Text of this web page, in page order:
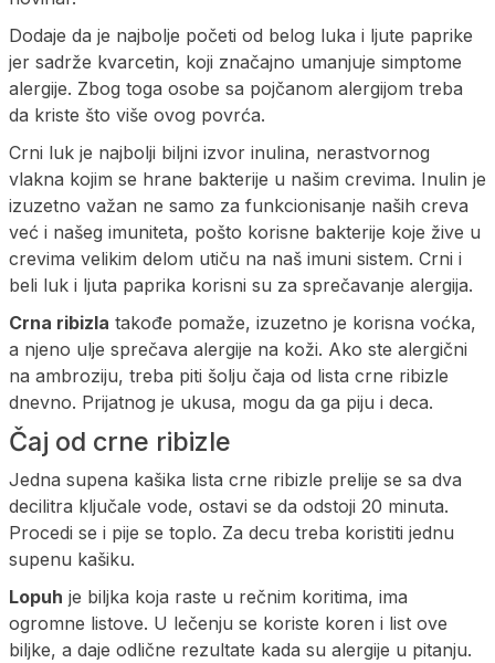
Dodaje da je najbolje početi od belog luka i ljute paprike
jer sadrže kvarcetin, koji značajno umanjuje simptome
alergije. Zbog toga osobe sa pojčanom alergijom treba
da kriste što više ovog povrća.
Crni luk je najbolji biljni izvor inulina, nerastvornog
vlakna kojim se hrane bakterije u našim crevima. Inulin je
izuzetno važan ne samo za funkcionisanje naših creva
već i našeg imuniteta, pošto korisne bakterije koje žive u
crevima velikim delom utiču na naš imuni sistem. Crni i
beli luk i ljuta paprika korisni su za sprečavanje alergija.
Crna ribizla takođe pomaže, izuzetno je korisna voćka,
a njeno ulje sprečava alergije na koži. Ako ste alergični
na ambroziju, treba piti šolju čaja od lista crne ribizle
dnevno. Prijatnog je ukusa, mogu da ga piju i deca.
Čaj od crne ribizle
Jedna supena kašika lista crne ribizle prelije se sa dva
decilitra ključale vode, ostavi se da odstoji 20 minuta.
Procedi se i pije se toplo. Za decu treba koristiti jednu
supenu kašiku.
Lopuh je biljka koja raste u rečnim koritima, ima
ogromne listove. U lečenju se koriste koren i list ove
biljke, a daje odlične rezultate kada su alergije u pitanju.